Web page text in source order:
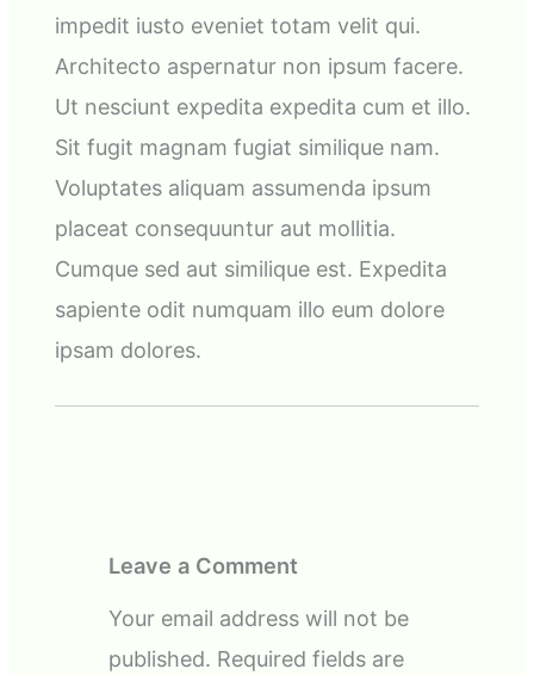
impedit iusto eveniet totam velit qui.
Architecto aspernatur non ipsum facere.
Ut nesciunt expedita expedita cum et illo.
Sit fugit magnam fugiat similique nam.
Voluptates aliquam assumenda ipsum
placeat consequuntur aut mollitia.
Cumque sed aut similique est. Expedita
sapiente odit numquam illo eum dolore
ipsam dolores.
Leave a Comment
Your email address will not be
published. Required fields are